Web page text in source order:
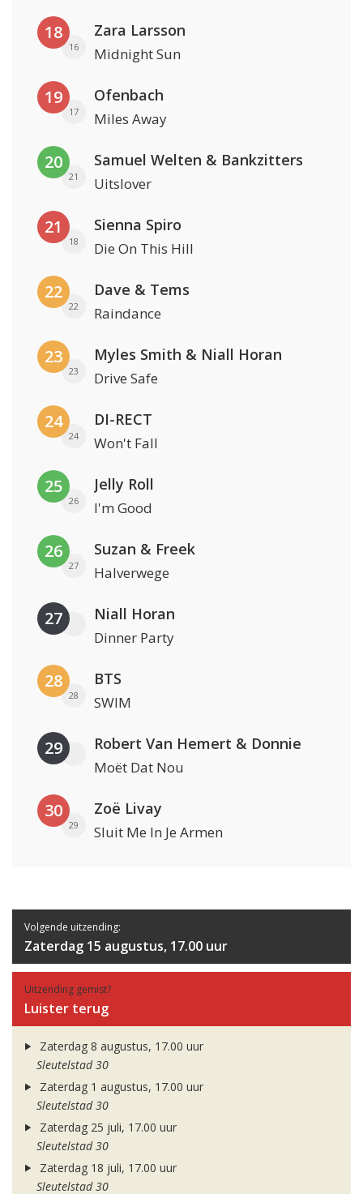
18
16
Zara Larsson
Midnight Sun
19
17
Ofenbach
Miles Away
20
21
Samuel Welten & Bankzitters
Uitslover
21
18
Sienna Spiro
Die On This Hill
22
22
Dave & Tems
Raindance
23
23
Myles Smith & Niall Horan
Drive Safe
24
24
DI-RECT
Won't Fall
25
26
Jelly Roll
I'm Good
26
27
Suzan & Freek
Halverwege
27 Niall Horan
Dinner Party
28
28
BTS
SWIM
29 Robert Van Hemert & Donnie
Moët Dat Nou
30
29
Zoë Livay
Sluit Me In Je Armen
Volgende uitzending:
Zaterdag 15 augustus, 17.00 uur
Uitzending gemist?
Luister terug
Zaterdag 8 augustus, 17.00 uur
Sleutelstad 30
Zaterdag 1 augustus, 17.00 uur
Sleutelstad 30
Zaterdag 25 juli, 17.00 uur
Sleutelstad 30
Zaterdag 18 juli, 17.00 uur
Sleutelstad 30